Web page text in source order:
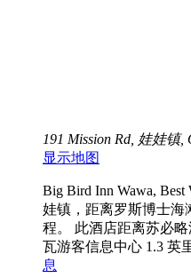
191 Mission Rd, 娃娃镇,
显示地图
Big Bird Inn Wawa,
娃镇，距离罗斯博士海
程。 此酒店距离苏必
瓦游客信息中心 1.3 英
息